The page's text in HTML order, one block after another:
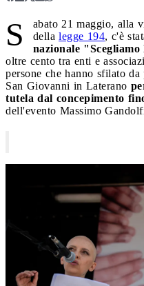
S
abato 21 maggio, alla
della legge 194, c'è
nazionale
oltre cento tra enti e
persone che hanno sfilato
San Giovanni in Laterano
tutela dal concepimento
dell'evento Massimo